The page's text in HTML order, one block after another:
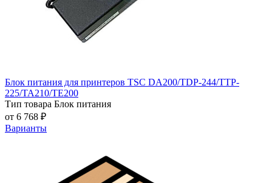
Блок питания для принтеров TSC DA200/TDP-244/TTP-
225/TA210/TE200
Тип товара Блок питания
от 6 768 ₽
Варианты